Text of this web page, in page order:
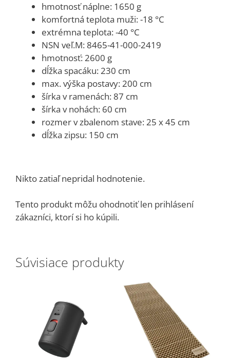
hmotnosť náplne: 1650 g
komfortná teplota muži: -18 °C
extrémna teplota: -40 °C
NSN veľ.M: 8465-41-000-2419
hmotnosť: 2600 g
dĺžka spacáku: 230 cm
max. výška postavy: 200 cm
šírka v ramenách: 87 cm
šírka v nohách: 60 cm
rozmer v zbalenom stave: 25 x 45 cm
dĺžka zipsu: 150 cm
Nikto zatiaľ nepridal hodnotenie.
Tento produkt môžu ohodnotiť len prihlásení
zákazníci, ktorí si ho kúpili.
Súvisiace produkty